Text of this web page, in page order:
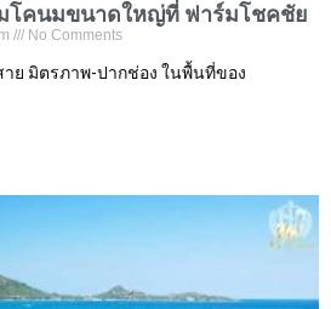
โคนมขนาดใหญ่ที่ ฟาร์มโชคชัย
No Comments
ย มิตรภาพ-ปากช่อง ในพื้นที่ของ